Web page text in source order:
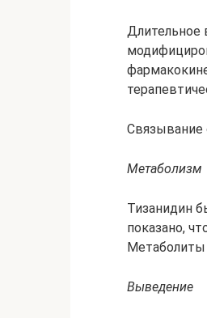
Длительное
Связывание
Метаболизм
Тизанидин
показано,
Выведение